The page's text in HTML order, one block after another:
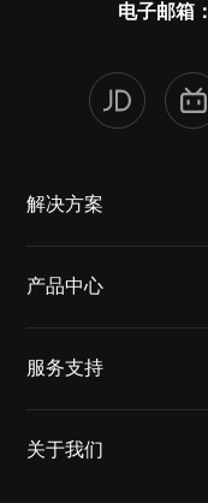
电子邮箱：
解决方案
产品中心
服务支持
关于我们